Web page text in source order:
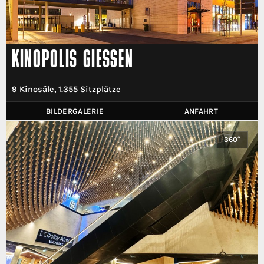
KINOPOLIS GIESSEN
9 Kinosäle, 1.355 Sitzplätze
BILDERGALERIE ANFAHRT
360°